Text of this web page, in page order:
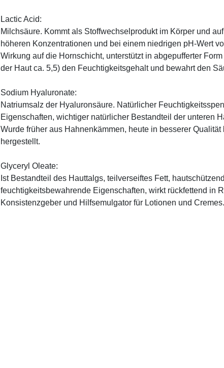
Lactic Acid:
Milchsäure. Kommt als Stoffwechselprodukt im Körper und
höheren Konzentrationen und bei einem niedrigen pH-Wert
Wirkung auf die Hornschicht, unterstützt in abgepufferter
der Haut ca. 5,5) den Feuchtigkeitsgehalt und bewahrt den
Sodium Hyaluronate:
Natriumsalz der Hyaluronsäure. Natürlicher
Eigenschaften, wichtiger natürlicher Bestandteil der unteren
Wurde früher aus Hahnenkämmen, heute in besserer
hergestellt.
Glyceryl Oleate:
Ist Bestandteil des Hauttalgs, teilverseiftes Fett,
feuchtigkeitsbewahrende Eigenschaften, wirkt rückfettend in
Konsistenzgeber und Hilfsemulgator für Lotionen und Cremes.